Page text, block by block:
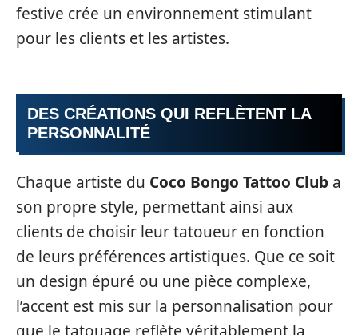
festive crée un environnement stimulant
pour les clients et les artistes.
DES CRÉATIONS QUI REFLÈTENT LA
PERSONNALITÉ
Chaque artiste du Coco Bongo Tattoo Club a
son propre style, permettant ainsi aux
clients de choisir leur tatoueur en fonction
de leurs préférences artistiques. Que ce soit
un design épuré ou une pièce complexe,
l’accent est mis sur la personnalisation pour
que le tatouage reflète véritablement la